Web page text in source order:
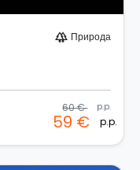
forest Природа
60 € p.p.
59 € p.p.